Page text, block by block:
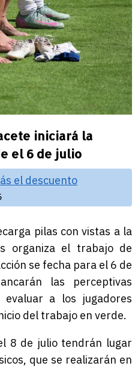
iniciará la
el 6 de julio
el descuento
pilas con vistas a la
organiza el trabajo de
se fecha para el 6 de
las perceptivas
evaluar a los jugadores
del trabajo en verde.
8 de julio tendrán lugar
que se realizarán en